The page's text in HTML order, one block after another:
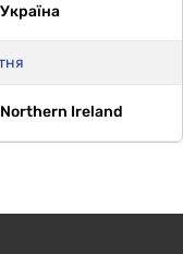
Україна
Northern Ireland